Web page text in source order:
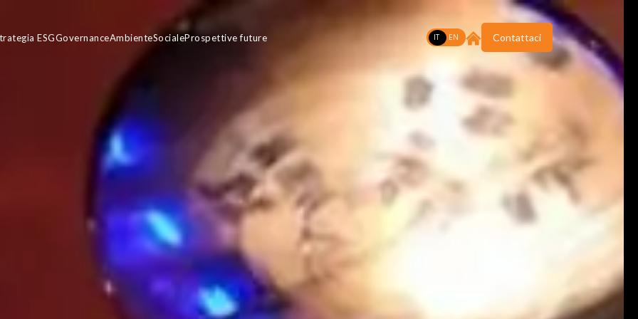
ESGGovernanceAmbienteSocialeProspettive future IT EN Contattaci